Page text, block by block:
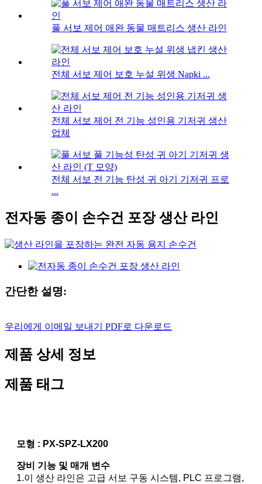
풀 서보 제어 애완 동물 매트리스 생산 라인
전체 서보 제어 보호 누설 위생 Napki ...
전체 서보 제어 전 기능 성인용 기저귀 생산
업체
전체 서보 전 기능 탄성 귀 아기 기저귀 프로
...
전자동 종이 손수건 포장 생산 라인
간단한 설명:
우리에게 이메일 보내기 PDF로 다운로드
제품 상세 정보
제품 태그
모형 : PX-SPZ-LX200
장비 기능 및 매개 변수
1.이 생산 라인은 고급 서보 구동 시스템, PLC 프로그램,